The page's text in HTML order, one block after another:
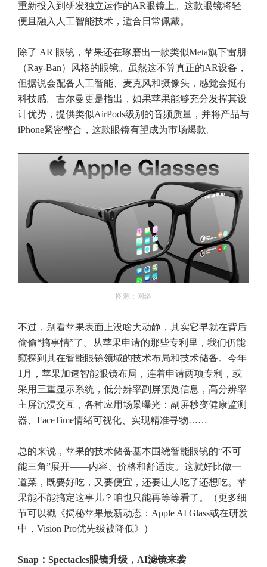
重新投入到研发独立运作的AR眼镜上。这款眼镜将轻
便且融入人工智能技术，适合日常佩戴。
除了 AR 眼镜，苹果还在琢磨出一款类似Meta旗下雷朋
（Ray-Ban）风格的眼镜。虽然这不算真正的AR设备，
但据说会配备人工智能、麦克风和摄像头，感觉会挺有
科技感。古尔曼更是指出，如果苹果能够充分发挥其设
计优势，提供类似AirPods级别的音频质量，并将产品与
iPhone紧密整合，这款眼镜有望成为市场爆款。
图源：网络
不过，别看苹果表面上没啥大动静，其实它早就在背后
偷偷“搞事情”了。从苹果申请的那些专利里，我们仍能
窥探到其在智能眼镜领域的技术布局和技术储备。今年
1月，苹果加速智能眼镜布局，连着申请两项专利，或
采用三重显示系统，低分辨率副屏预览信息，高分辨率
主屏沉浸交互，各种应用场景曝光：副屏秒变健康监测
器、FaceTime情绪可视化、实现精准寻物……
总的来说，苹果的技术储备基本围绕智能眼镜的“不可
能三角”展开——内容、价格和舒适度。这就好比做一
道菜，既要好吃，又要便宜，还要让人吃了还想吃。苹
果能不能搞定这事儿？咱也只能再等等看了。（更多细
节可以戳《揭秘苹果最新动态：Apple AI Glass或在研发
中，Vision Pro优先级被降低》）
Snap：Spectacles眼镜升级，AI滤镜来袭